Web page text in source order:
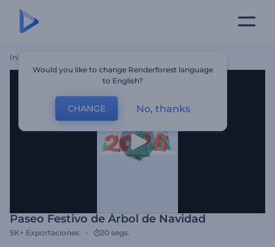
Inicio
Paseo Festivo de Árbol de Navidad
5K+ Exportaciones 20 segs.
Would you like to change Renderforest language
to English?
CHANGE No, thanks